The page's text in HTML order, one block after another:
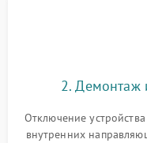
2. Демонтаж
Отключение
внутренних